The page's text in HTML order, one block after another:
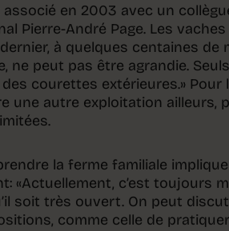
associé en 2003 avec un
Pierre-André Page. Les
à quelques centaines de
ne peut pas être agrandie.
courettes extérieures.»
une autre exploitation ailleurs,
la ferme familiale
«Actuellement, c’est toujours
soit très ouvert. On peut
comme celle de